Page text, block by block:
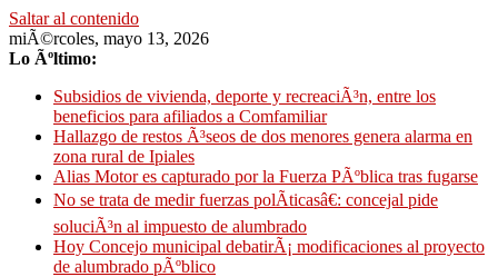
Saltar al contenido
miÃ©rcoles, mayo 13, 2026
Lo Ãºltimo:
Subsidios de vivienda, deporte y recreaciÃ³n, entre los
beneficios para afiliados a Comfamiliar
Hallazgo de restos Ã³seos de dos menores genera alarma en
zona rural de Ipiales
Alias Motor es capturado por la Fuerza PÃºblica tras fugarse
No se trata de medir fuerzas polÃ­ticasâ€: concejal pide
soluciÃ³n al impuesto de alumbrado
Hoy Concejo municipal debatirÃ¡ modificaciones al proyecto
de alumbrado pÃºblico